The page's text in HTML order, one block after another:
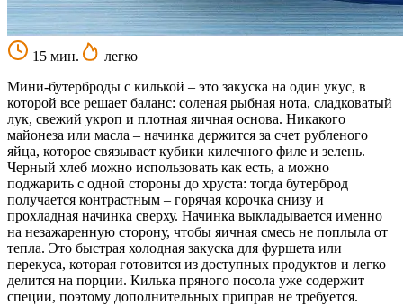
15 мин.
легко
Мини-бутерброды с килькой – это закуска на один укус, в
которой все решает баланс: соленая рыбная нота, сладковатый
лук, свежий укроп и плотная яичная основа. Никакого
майонеза или масла – начинка держится за счет рубленого
яйца, которое связывает кубики килечного филе и зелень.
Черный хлеб можно использовать как есть, а можно
поджарить с одной стороны до хруста: тогда бутерброд
получается контрастным – горячая корочка снизу и
прохладная начинка сверху. Начинка выкладывается именно
на незажаренную сторону, чтобы яичная смесь не поплыла от
тепла. Это быстрая холодная закуска для фуршета или
перекуса, которая готовится из доступных продуктов и легко
делится на порции. Килька пряного посола уже содержит
специи, поэтому дополнительных приправ не требуется.